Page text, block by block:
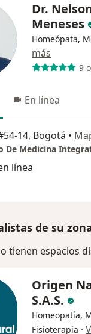
Dr.
Meneses
Homeópata,
más
9
En línea
14, Bogotá •
De Medicina
línea
de su
tienen espacios
Origen
S.A.S.
Homeopatía,
Fisioterapia ·